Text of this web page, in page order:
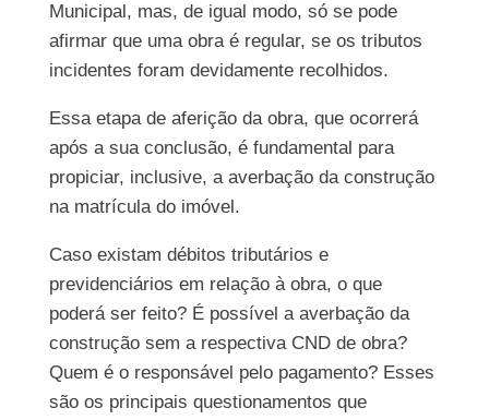
Municipal, mas, de igual modo, só se pode
afirmar que uma obra é regular, se os tributos
incidentes foram devidamente recolhidos.
Essa etapa de aferição da obra, que ocorrerá
após a sua conclusão, é fundamental para
propiciar, inclusive, a averbação da construção
na matrícula do imóvel.
Caso existam débitos tributários e
previdenciários em relação à obra, o que
poderá ser feito? É possível a averbação da
construção sem a respectiva CND de obra?
Quem é o responsável pelo pagamento? Esses
são os principais questionamentos que